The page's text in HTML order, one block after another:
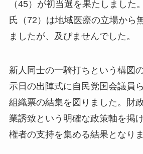
（45）が初当選を果たしました
氏（72）は地域医療の立場から
ましたが、及びませんでした。
新人同士の一騎打ちという構図
示日の出陣式に自民党国会議員
組織票の結集を図りました。財
業誘致という明確な政策軸を掲
権者の支持を集める結果となりま